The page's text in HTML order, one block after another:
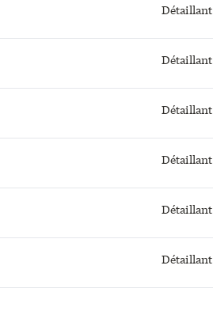
Détaillant
Détaillant
Détaillant
Détaillant
Détaillant
Détaillant